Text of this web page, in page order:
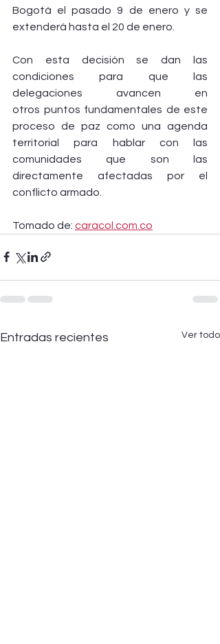
Bogotá el pasado 9 de enero y se
extenderá hasta el 20 de enero.
Con esta decisión se dan las
condiciones para que las
delegaciones avancen en
otros puntos fundamentales de este
proceso de paz como una agenda
territorial para hablar con las
comunidades que son las
directamente afectadas por el
conflicto armado.
Tomado de: caracol.com.co
Entradas recientes Ver todo